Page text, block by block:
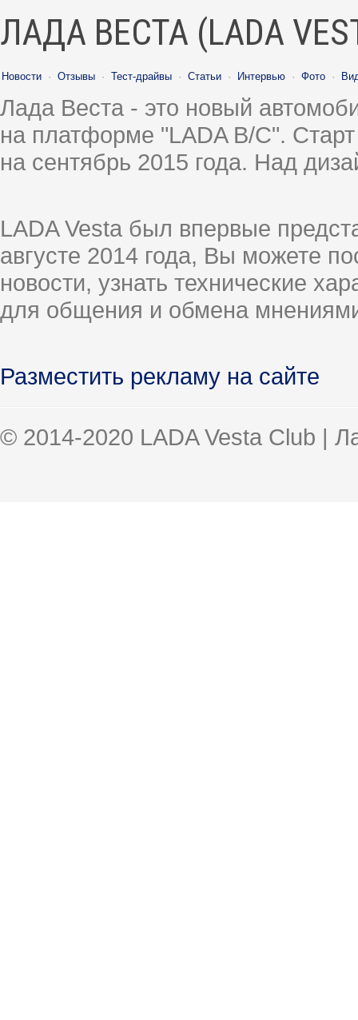
ЛАДА ВЕСТА (LADA
Новости · Отзывы · Тест-драйвы · Статьи · Интервью · Фото ·
Лада Веста - это новый
на платформе "LADA B/C".
на сентябрь 2015 года. Над
LADA Vesta был впервые
августе 2014 года, Вы можете
новости, узнать технические
для общения и обмена
Разместить рекламу на сайте
© 2014-2020 LADA Vesta Club |